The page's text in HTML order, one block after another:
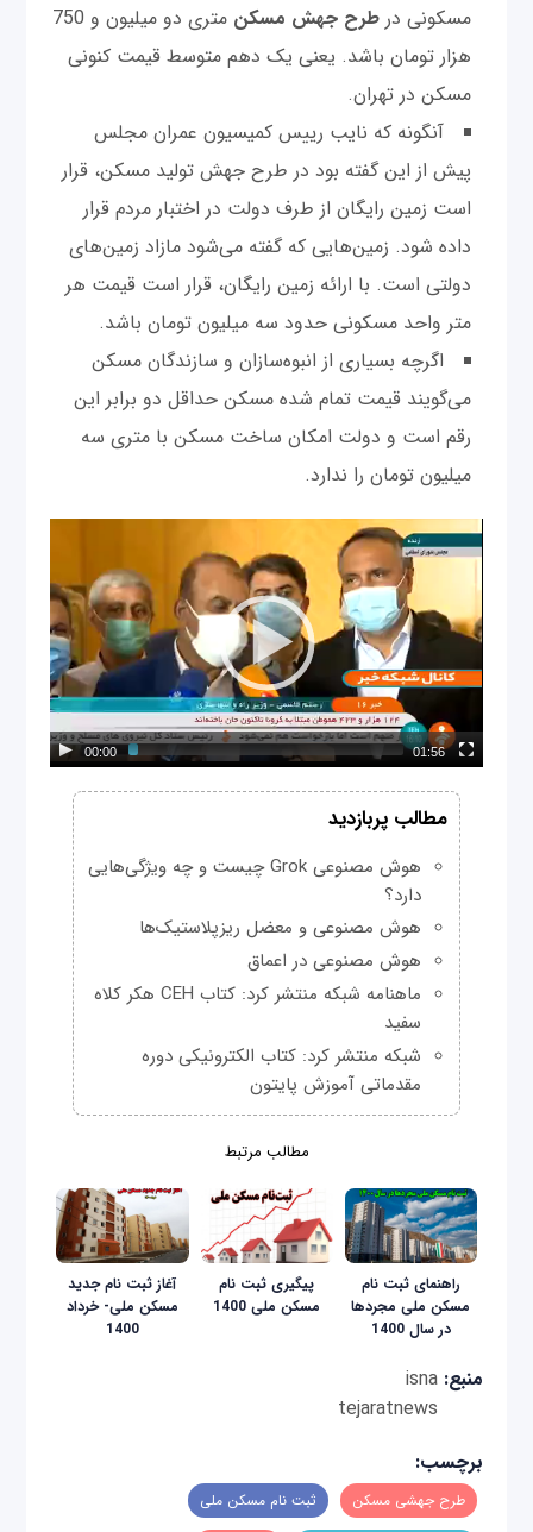
مسکونی درطرح جهش مسکن
متری دو میلیون و 750
هزار تومان باشد. یعنی یک دهم متوسط قیمت کنونی
مسکن در تهران.
آنگونه که نایب رییس کمیسیون عمران مجلس
پیش از این گفته بود در طرح جهش تولید مسکن، قرار
است زمین رایگان از طرف دولت در اختبار مردم قرار
داده شود. زمین‌هایی که گفته می‌شود مازاد زمین‌های
دولتی است. با ارائه زمین رایگان، قرار است قیمت هر
متر واحد مسکونی حدود سه میلیون تومان باشد.
اگرچه بسیاری از انبوه‌سازان و سازندگان مسکن
می‌گویند قیمت تمام شده مسکن حداقل دو برابر این
رقم است و دولت امکان ساخت مسکن با متری سه
میلیون تومان را ندارد.
00:00 01:56
مطالب پربازدید
هوش مصنوعی Grok چیست و چه ویژگی‌هایی
دارد؟
هوش مصنوعی و معضل ریزپلاستیک‌ها
هوش مصنوعی در اعماق
ماهنامه شبکه منتشر کرد: کتاب CEH هکر کلاه
سفید
شبکه منتشر کرد: کتاب الکترونیکی دوره
مقدماتی آموزش پایتون
مطالب مرتبط
راهنمای ثبت نام
مسکن ملی مجردها
در سال 1400
پیگیری ثبت نام
مسکن ملی 1400
آغاز ثبت نام جدید
مسکن ملی- خرداد
1400
منبع:isna
tejaratnews
برچسب:
طرح جهشی مسکن ثبت نام مسکن ملی